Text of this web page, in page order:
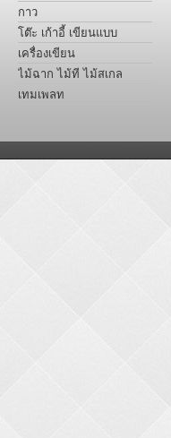
กาว
โต๊ะ เก้าอี้ เขียนแบบ
เครื่องเขียน
ไม้ฉาก ไม้ที ไม้สเกล
เทมเพลท